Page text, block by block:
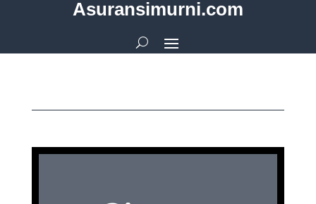
Asuransimurni.com